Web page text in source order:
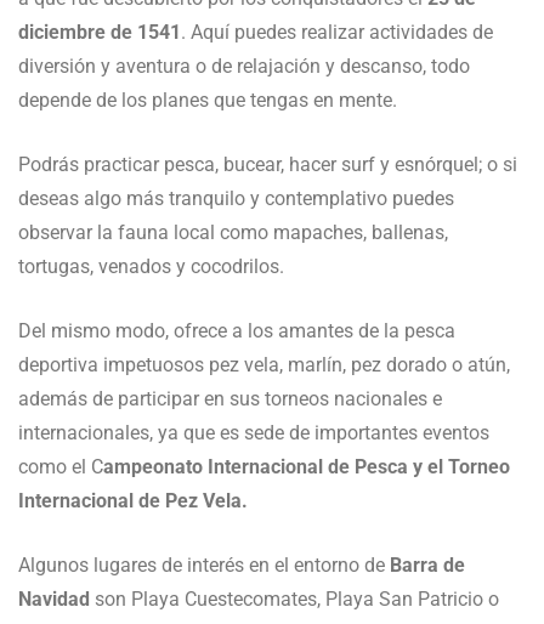
diciembre de 1541. Aquí puedes realizar actividades de
diversión y aventura o de relajación y descanso, todo
depende de los planes que tengas en mente.
Podrás practicar pesca, bucear, hacer surf y esnórquel; o si
deseas algo más tranquilo y contemplativo puedes
observar la fauna local como mapaches, ballenas,
tortugas, venados y cocodrilos.
Del mismo modo, ofrece a los amantes de la pesca
deportiva impetuosos pez vela, marlín, pez dorado o atún,
además de participar en sus torneos nacionales e
internacionales, ya que es sede de importantes eventos
como el Campeonato Internacional de Pesca y el Torneo
Internacional de Pez Vela.
Algunos lugares de interés en el entorno de Barra de
Navidad son Playa Cuestecomates, Playa San Patricio o